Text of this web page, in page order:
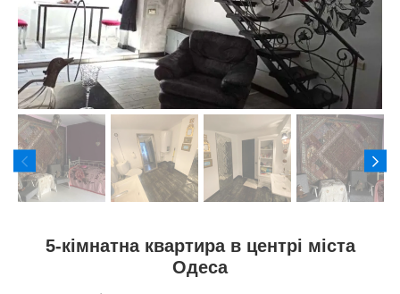
5-кімнатна квартира в центрі міста
Одеса